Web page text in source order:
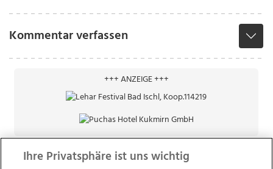
Kommentar verfassen
+++ ANZEIGE +++
Ihre Privatsphäre ist uns wichtig